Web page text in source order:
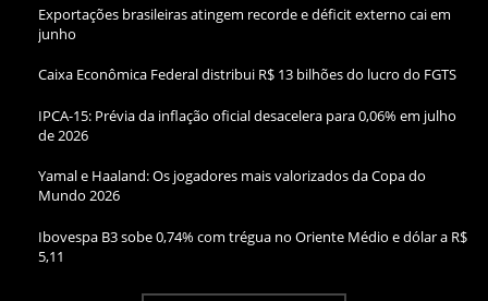
Exportações brasileiras atingem recorde e déficit externo cai em
junho
Caixa Econômica Federal distribui R$ 13 bilhões do lucro do FGTS
IPCA-15: Prévia da inflação oficial desacelera para 0,06% em julho
de 2026
Yamal e Haaland: Os jogadores mais valorizados da Copa do
Mundo 2026
Ibovespa B3 sobe 0,74% com trégua no Oriente Médio e dólar a R$
5,11